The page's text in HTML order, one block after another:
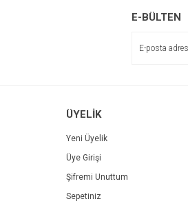
E-BÜLTEN
ÜYELİK
Yeni Üyelik
Üye Girişi
Şifremi Unuttum
Sepetiniz